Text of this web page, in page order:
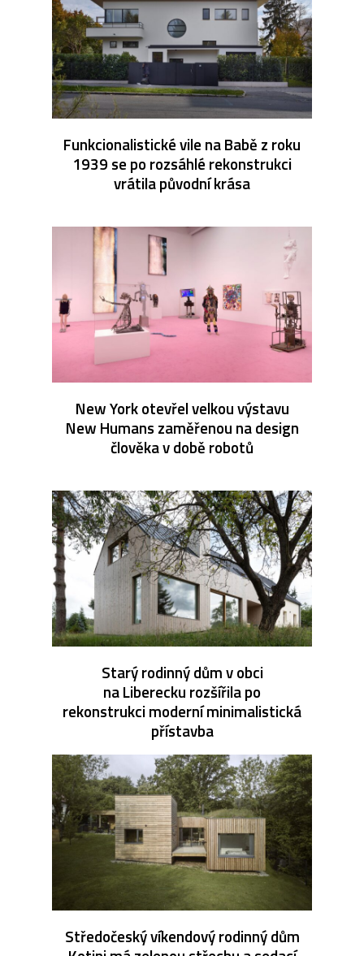
Funkcionalistické vile na Babě z roku
1939 se po rozsáhlé rekonstrukci
vrátila původní krása
New York otevřel velkou výstavu
New Humans zaměřenou na design
člověka v době robotů
Starý rodinný dům v obci
na Liberecku rozšířila po
rekonstrukci moderní minimalistická
přístavba
Středočeský víkendový rodinný dům